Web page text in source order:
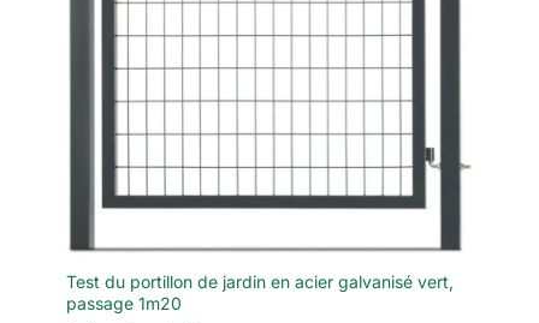
Test du portillon de jardin en acier galvanisé vert,
passage 1m20